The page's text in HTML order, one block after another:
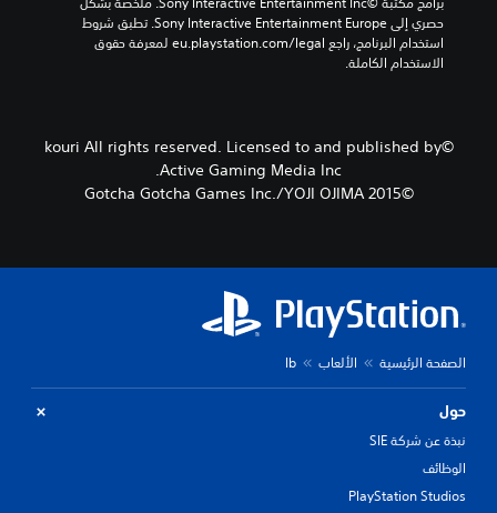
الاستخدام الكاملة.
©kouri All rights reserved. Licensed to and published by
Active Gaming Media Inc.
©Gotcha Gotcha Games Inc./YOJI OJIMA 2015
الصفحة الرئيسية الألعاب Ib
حول
نبذة عن شركة SIE
الوظائف
PlayStation Studios